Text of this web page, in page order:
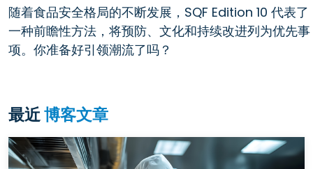
随着食品安全格局的不断发展，SQF Edition 10 代表了
一种前瞻性方法，将预防、文化和持续改进列为优先事
项。你准备好引领潮流了吗？
最近博客文章